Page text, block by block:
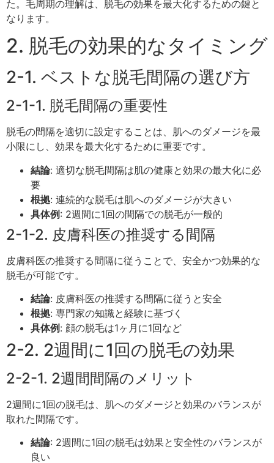
た。毛周期の理解は、脱毛の効果を最大化するための鍵と
なります。
2. 脱毛の効果的なタイミング
2-1. ベストな脱毛間隔の選び方
2-1-1. 脱毛間隔の重要性
脱毛の間隔を適切に設定することは、肌へのダメージを最
小限にし、効果を最大化するために重要です。
結論: 適切な脱毛間隔は肌の健康と効果の最大化に必
要
根拠: 連続的な脱毛は肌へのダメージが大きい
具体例: 2週間に1回の間隔での脱毛が一般的
2-1-2. 皮膚科医の推奨する間隔
皮膚科医の推奨する間隔に従うことで、安全かつ効果的な
脱毛が可能です。
結論: 皮膚科医の推奨する間隔に従うと安全
根拠: 専門家の知識と経験に基づく
具体例 : 顔の脱毛は1ヶ月に1回など
2-2. 2週間に1回の脱毛の効果
2-2-1. 2週間間隔のメリット
2週間に1回の脱毛は、肌へのダメージと効果のバランスが
取れた間隔です。
結論: 2週間に1回の脱毛は効果と安全性のバランスが
良い